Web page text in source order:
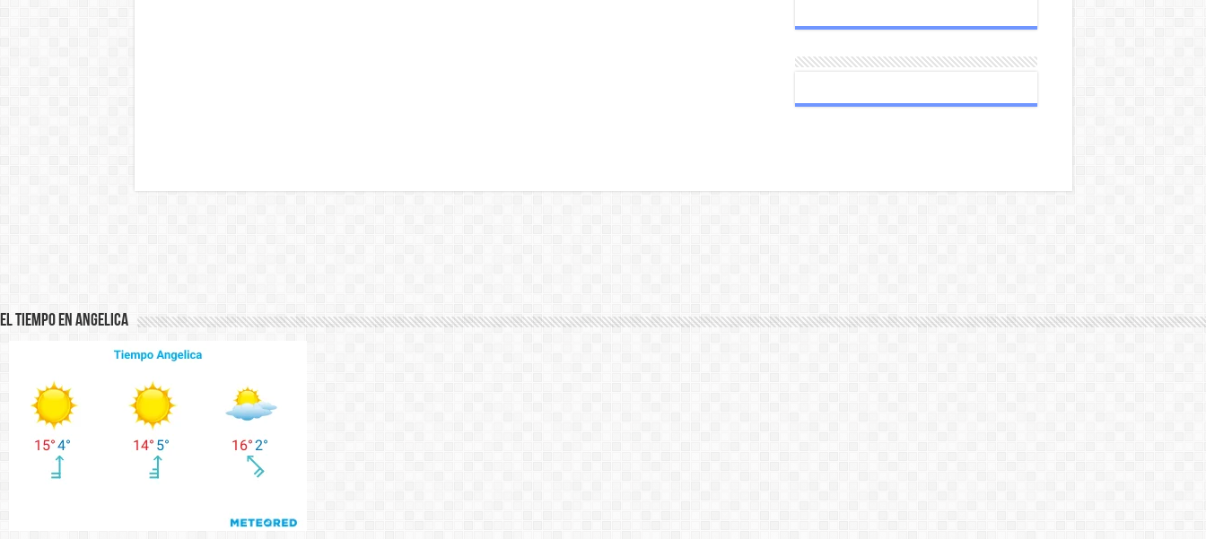
El Tiempo en Angelica